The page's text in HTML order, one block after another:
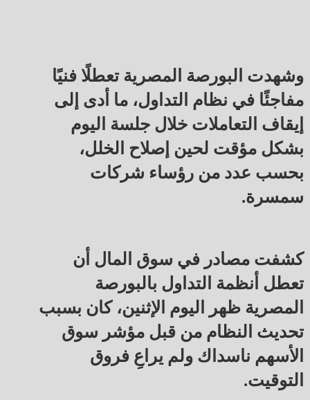
وشهدت البورصة المصرية تعطلًا فنيًا
مفاجئًا في نظام التداول، ما أدى إلى
إيقاف التعاملات خلال جلسة اليوم
بشكل مؤقت لحين إصلاح الخلل،
بحسب عدد من رؤساء شركات
سمسرة.
كشفت مصادر في سوق المال أن
تعطل أنظمة التداول بالبورصة
المصرية ظهر اليوم الإثنين، كان بسبب
تحديث النظام من قبل مؤشر سوق
الأسهم ناسداك ولم يراعِ فروق
التوقيت.